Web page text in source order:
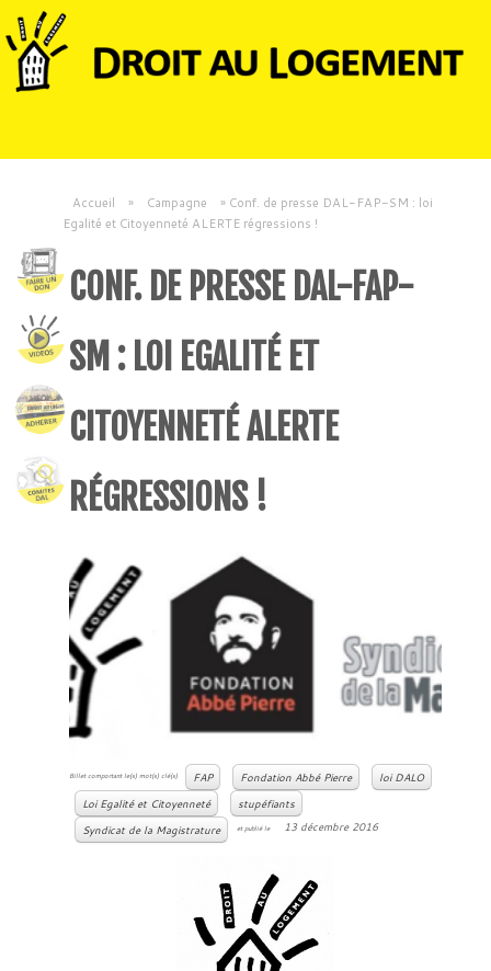
Accueil » Campagne » Conf. de presse DAL-FAP-SM : loi
Egalité et Citoyenneté ALERTE régressions !
CONF. DE PRESSE DAL-FAP-
SM : LOI EGALITÉ ET
CITOYENNETÉ ALERTE
RÉGRESSIONS !
Billet comportant le(s) mot(s) clé(s) FAP Fondation Abbé Pierre
loi DALO
Loi Egalité et Citoyenneté
stupéfiants
Syndicat de la Magistrature
et publié le 13 décembre 2016